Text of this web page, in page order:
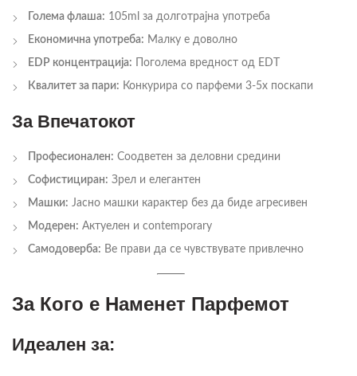
Голема флаша: 105ml за долготрајна употреба
Економична употреба: Малку е доволно
EDP концентрација: Поголема вредност од EDT
Квалитет за пари: Конкурира со парфеми 3-5x поскапи
За Впечатокот
Професионален: Соодветен за деловни средини
Софистициран: Зрел и елегантен
Машки: Јасно машки карактер без да биде агресивен
Модерен: Актуелен и contemporary
Самодоверба: Ве прави да се чувствувате привлечно
За Кого е Наменет Парфемот
Идеален за: